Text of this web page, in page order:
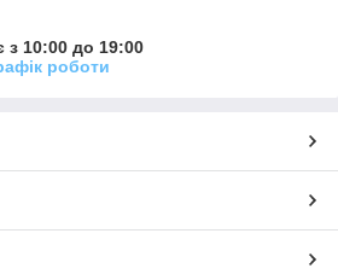
з 10:00 до 19:00
роботи